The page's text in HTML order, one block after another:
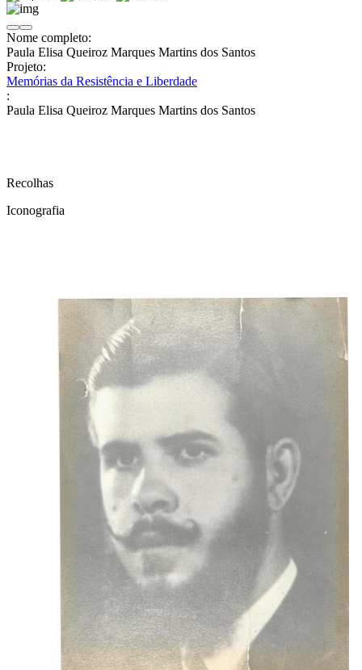
Nome completo:
Paula Elisa Queiroz Marques Martins dos Santos
Projeto:
Memórias da Resistência e Liberdade
:
Paula Elisa Queiroz Marques Martins dos Santos
Recolhas
Iconografia